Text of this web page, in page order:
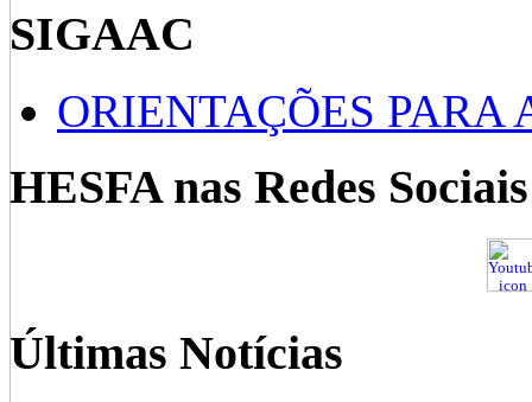
SIGAAC
ORIENTAÇÕES PARA
HESFA nas Redes Sociais
Últimas Notícias